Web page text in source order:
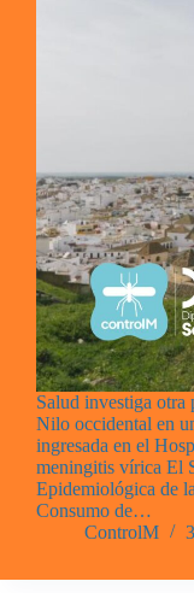
Salud investiga
Nilo occidental en
ingresada en el
meningitis vírica El
Epidemiológica de
Consumo de…
ControlM